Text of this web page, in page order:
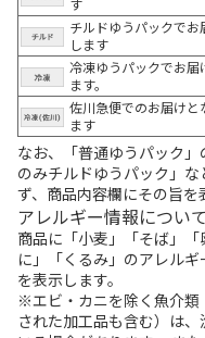
チルドゆうパックでお
します
冷凍ゆうパックでお届
ます。
佐川急便でのお届けと
ます
なお、「普通ゆうパック
のみチルドゆうパック」
ず、商品内容欄にその旨を
アレルギー情報について
商品に「小麦」「そば」
に」「くるみ」のアレル
を表示します。
※エビ・カニを除く魚介類
された加工品も含む）は